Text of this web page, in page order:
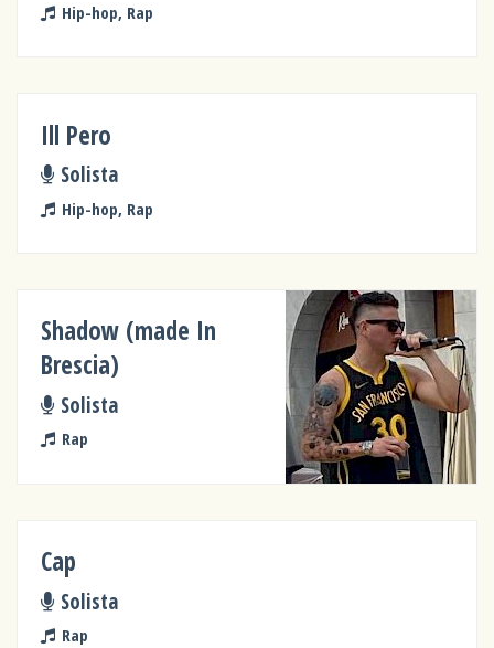
Hip-hop, Rap
Ill Pero
Solista
Hip-hop, Rap
Shadow (made In
Brescia)
Solista
Rap
Cap
Solista
Rap